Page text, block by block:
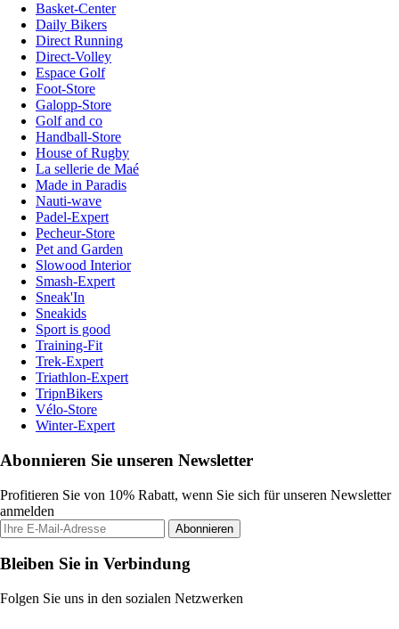
Basket-Center
Daily Bikers
Direct Running
Direct-Volley
Espace Golf
Foot-Store
Galopp-Store
Golf and co
Handball-Store
House of Rugby
La sellerie de Maé
Made in Paradis
Nauti-wave
Padel-Expert
Pecheur-Store
Pet and Garden
Slowood Interior
Smash-Expert
Sneak'In
Sneakids
Sport is good
Training-Fit
Trek-Expert
Triathlon-Expert
TripnBikers
Vélo-Store
Winter-Expert
Abonnieren Sie unseren Newsletter
Profitieren Sie von 10% Rabatt, wenn Sie sich für unseren Newsletter
anmelden
Abonnieren
Bleiben Sie in Verbindung
Folgen Sie uns in den sozialen Netzwerken